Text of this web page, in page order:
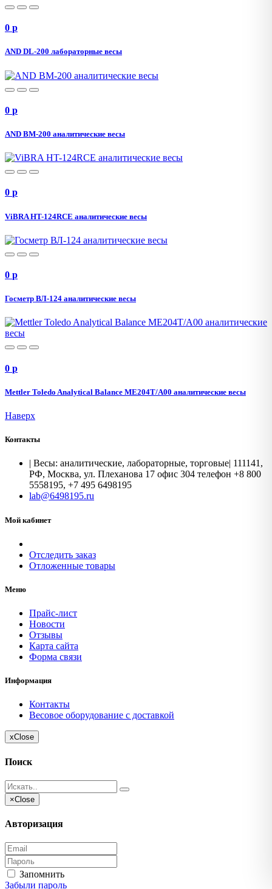
0 p
AND DL-200 лабораторные весы
0 p
AND BM-200 аналитические весы
0 p
ViBRA HT-124RCE аналитические весы
0 p
Госметр ВЛ-124 аналитические весы
0 p
Mettler Toledo Analytical Balance ME204T/A00 аналитические весы
Наверх
Контакты
| Весы: аналитические, лабораторные, торговые| 111141,
РФ, Москва, ул. Плеханова 17 офис 304 телефон +8 800
5558195, +7 495 6498195
lab@6498195.ru
Мой кабинет
Отследить заказ
Отложенные товары
Меню
Прайс-лист
Новости
Отзывы
Карта сайта
Форма связи
Информация
Контакты
Весовое оборудование с доставкой
xClose
Поиск
×Close
Авторизация
Запомнить
Забыли пароль